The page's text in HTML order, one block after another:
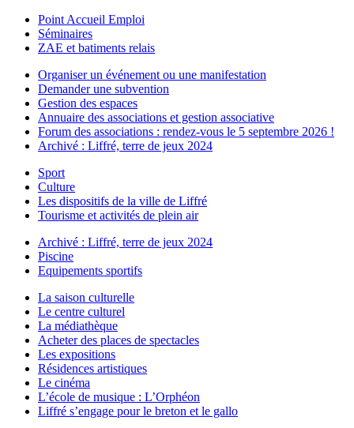
Point Accueil Emploi
Séminaires
ZAE et batiments relais
Organiser un événement ou une manifestation
Demander une subvention
Gestion des espaces
Annuaire des associations et gestion associative
Forum des associations : rendez-vous le 5 septembre 2026 !
Archivé : Liffré, terre de jeux 2024
Sport
Culture
Les dispositifs de la ville de Liffré
Tourisme et activités de plein air
Archivé : Liffré, terre de jeux 2024
Piscine
Equipements sportifs
La saison culturelle
Le centre culturel
La médiathèque
Acheter des places de spectacles
Les expositions
Résidences artistiques
Le cinéma
L’école de musique : L’Orphéon
Liffré s’engage pour le breton et le gallo